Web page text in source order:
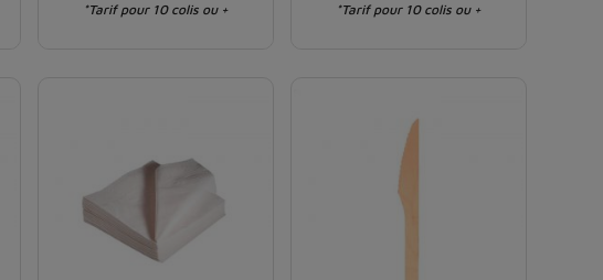
*Tarif pour 10 colis ou + *Tarif pour 10 colis ou +